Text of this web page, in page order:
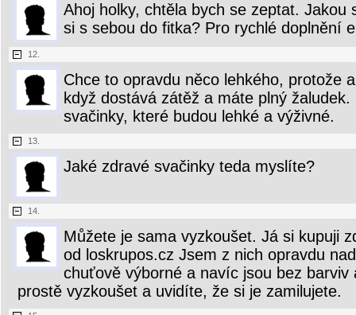
Ahoj holky, chtěla bych se zeptat. Jakou
si s sebou do fitka? Pro rychlé doplnění
12.
Chce to opravdu něco lehkého, protože
když dostává zátěž a máte plný
svačinky, které budou lehké a výživné.
13.
Jaké zdravé svačinky teda myslíte?
14.
Můžete je sama vyzkoušet. Já si kupuji
od loskrupos.cz Jsem z nich opravdu
chuťově výborné a navíc jsou bez barviv
prostě vyzkoušet a uvidíte, že si je zamilujete.